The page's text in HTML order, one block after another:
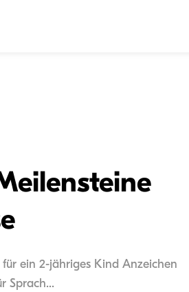
ein 2-jähriges Kind Anzeichen
Sprach...